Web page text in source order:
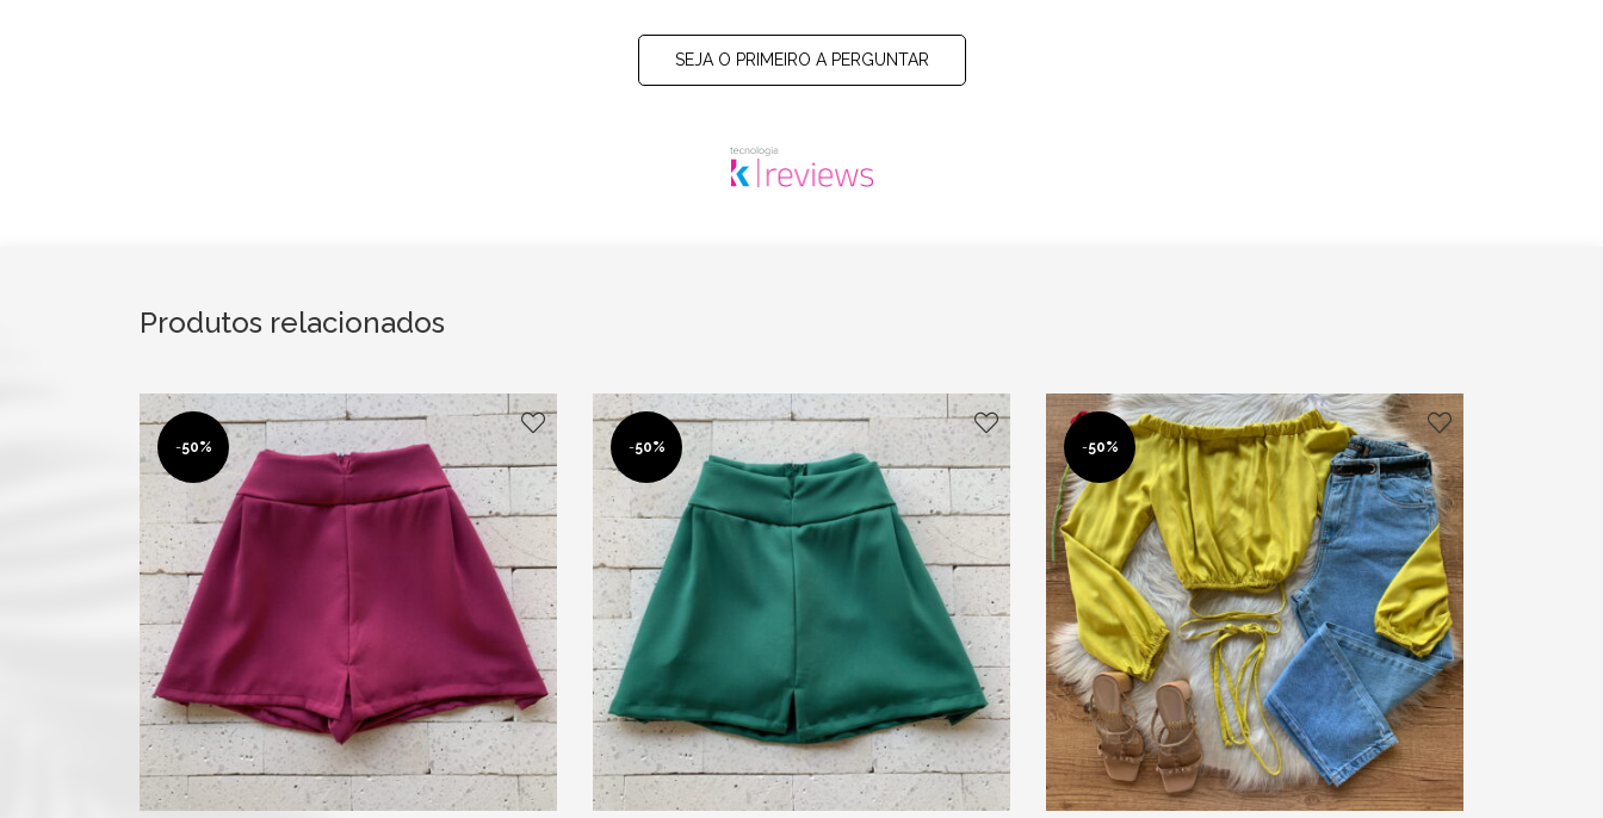
SEJA O PRIMEIRO A PERGUNTAR
Produtos relacionados
-50% -50% -50%